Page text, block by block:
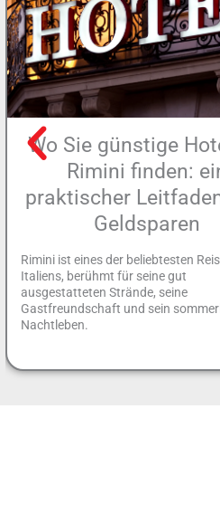
Wo Sie günstige
Rimini finden:
praktischer
Geldsparen
Rimini ist eines der beliebtesten
Italiens, berühmt für seine gut
ausgestatteten Strände, seine
Gastfreundschaft und sein
Nachtleben.